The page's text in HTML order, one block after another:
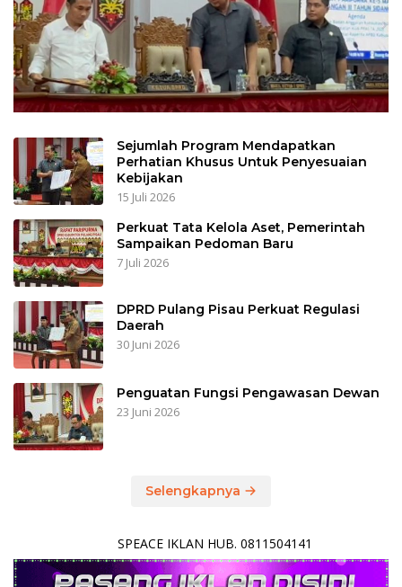
Sejumlah Program Mendapatkan
Perhatian Khusus Untuk Penyesuaian
Kebijakan
15 Juli 2026
Perkuat Tata Kelola Aset, Pemerintah
Sampaikan Pedoman Baru
7 Juli 2026
DPRD Pulang Pisau Perkuat Regulasi
Daerah
30 Juni 2026
Penguatan Fungsi Pengawasan Dewan
23 Juni 2026
Selengkapnya
SPEACE IKLAN HUB. 0811504141